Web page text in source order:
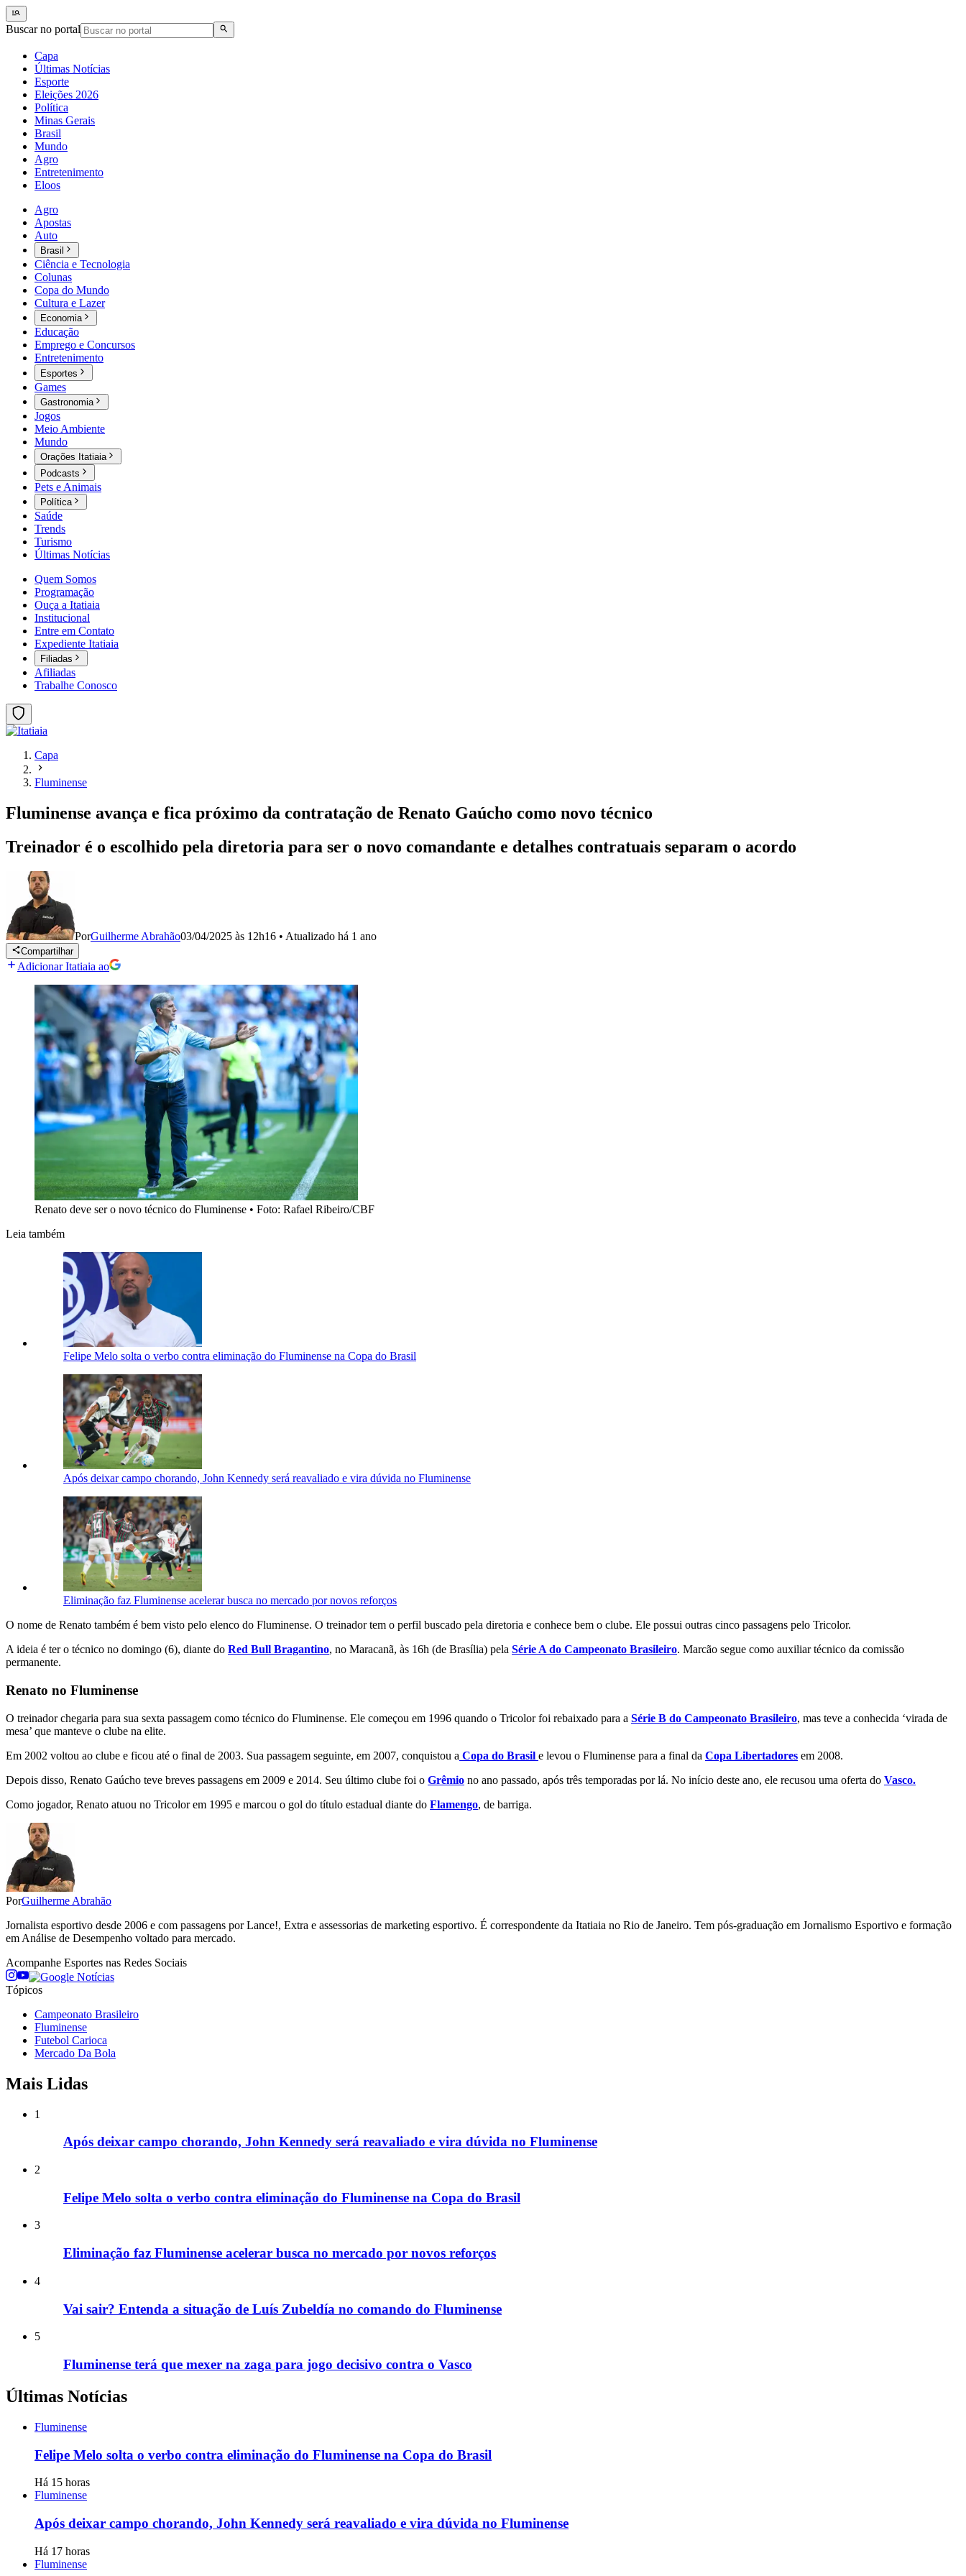
Buscar no portal
Capa
Últimas Notícias
Esporte
Eleições 2026
Política
Minas Gerais
Brasil
Mundo
Agro
Entretenimento
Eloos
Agro
Apostas
Auto
Brasil
Ciência e Tecnologia
Colunas
Copa do Mundo
Cultura e Lazer
Economia
Educação
Emprego e Concursos
Entretenimento
Esportes
Games
Gastronomia
Jogos
Meio Ambiente
Mundo
Orações Itatiaia
Podcasts
Pets e Animais
Política
Saúde
Trends
Turismo
Últimas Notícias
Quem Somos
Programação
Ouça a Itatiaia
Institucional
Entre em Contato
Expediente Itatiaia
Filiadas
Afiliadas
Trabalhe Conosco
Capa
Fluminense
Fluminense avança e fica próximo da contratação de Renato Gaúcho como novo técnico
Treinador é o escolhido pela diretoria para ser o novo comandante e detalhes contratuais separam o acordo
PorGuilherme Abrahão03/04/2025 às 12h16 • Atualizado há 1 ano
Compartilhar
Adicionar Itatiaia ao
Renato deve ser o novo técnico do Fluminense • Foto: Rafael Ribeiro/CBF
Leia também
Felipe Melo solta o verbo contra eliminação do Fluminense na Copa do Brasil
Após deixar campo chorando, John Kennedy será reavaliado e vira dúvida no Fluminense
Eliminação faz Fluminense acelerar busca no mercado por novos reforços
O nome de Renato também é bem visto pelo elenco do Fluminense. O treinador tem o perfil buscado pela diretoria e conhece bem o clube. Ele possui outras cinco passagens pelo Tricolor.
A ideia é ter o técnico no domingo (6), diante do Red Bull Bragantino, no Maracanã, às 16h (de Brasília) pela Série A do Campeonato Brasileiro. Marcão segue como auxiliar técnico da comissão
permanente.
Renato no Fluminense
O treinador chegaria para sua sexta passagem como técnico do Fluminense. Ele começou em 1996 quando o Tricolor foi rebaixado para a Série B do Campeonato Brasileiro, mas teve a conhecida ‘virada de
mesa’ que manteve o clube na elite.
Em 2002 voltou ao clube e ficou até o final de 2003. Sua passagem seguinte, em 2007, conquistou a Copa do Brasil e levou o Fluminense para a final da Copa Libertadores em 2008.
Depois disso, Renato Gaúcho teve breves passagens em 2009 e 2014. Seu último clube foi o Grêmio no ano passado, após três temporadas por lá. No início deste ano, ele recusou uma oferta do Vasco.
Como jogador, Renato atuou no Tricolor em 1995 e marcou o gol do título estadual diante do Flamengo, de barriga.
PorGuilherme Abrahão
Jornalista esportivo desde 2006 e com passagens por Lance!, Extra e assessorias de marketing esportivo. É correspondente da Itatiaia no Rio de Janeiro. Tem pós-graduação em Jornalismo Esportivo e formação
em Análise de Desempenho voltado para mercado.
Acompanhe Esportes nas Redes Sociais
Tópicos
Campeonato Brasileiro
Fluminense
Futebol Carioca
Mercado Da Bola
Mais Lidas
1
Após deixar campo chorando, John Kennedy será reavaliado e vira dúvida no Fluminense
2
Felipe Melo solta o verbo contra eliminação do Fluminense na Copa do Brasil
3
Eliminação faz Fluminense acelerar busca no mercado por novos reforços
4
Vai sair? Entenda a situação de Luís Zubeldía no comando do Fluminense
5
Fluminense terá que mexer na zaga para jogo decisivo contra o Vasco
Últimas Notícias
Fluminense
Felipe Melo solta o verbo contra eliminação do Fluminense na Copa do Brasil
Há 15 horas
Fluminense
Após deixar campo chorando, John Kennedy será reavaliado e vira dúvida no Fluminense
Há 17 horas
Fluminense